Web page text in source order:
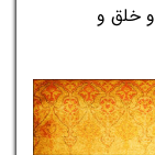
و خلق و